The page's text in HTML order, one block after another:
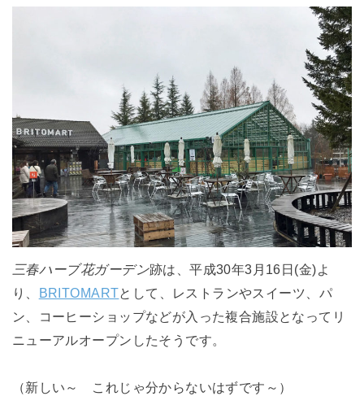
三春ハーブ花ガーデン跡は、平成30年3月16日(金)よ
り、 BRITOMARTとして、レストランやスイーツ、パ
ン、コーヒーショップなどが入った複合施設となってリ
ニューアルオープンしたそうです。
（新しい～ これじゃ分からないはずです～）